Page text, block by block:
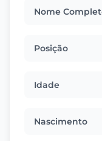
Nome
Posição
Idade
Nascimento